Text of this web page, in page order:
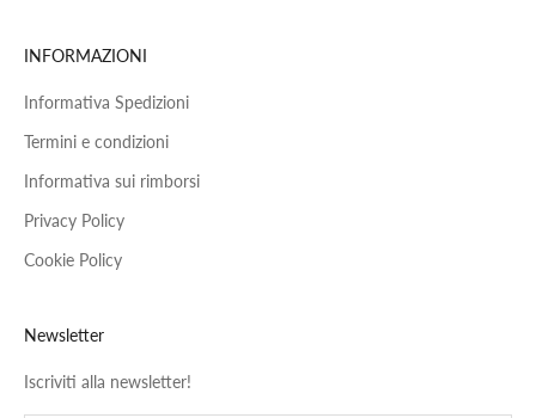
INFORMAZIONI
Informativa Spedizioni
Termini e condizioni
Informativa sui rimborsi
Privacy Policy
Cookie Policy
Newsletter
Iscriviti alla newsletter!